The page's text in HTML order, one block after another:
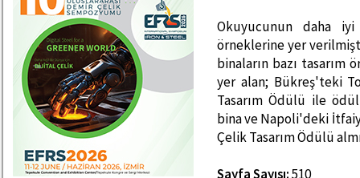
Okuyucunun daha
örneklerine yer
binaların bazı
yer alan; Bükreş'teki
Tasarım Ödülü ile
bina ve Napoli'deki
Çelik Tasarım Ödülü
Sayfa Sayısı:510